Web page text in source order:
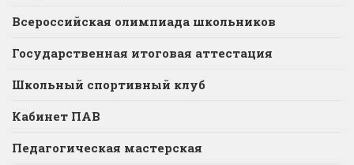
Всероссийская олимпиада школьников
Государственная итоговая аттестация
Школьный спортивный клуб
Кабинет ПАВ
Педагогическая мастерская